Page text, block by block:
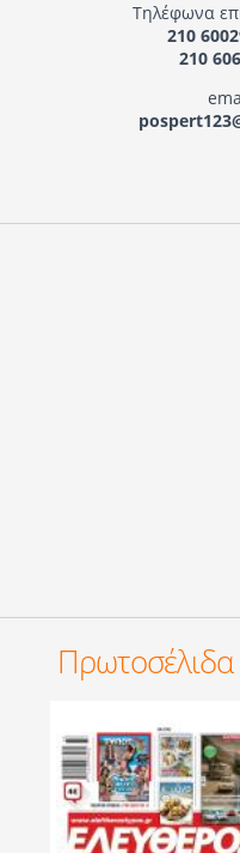
Τηλέφωνα
210
210